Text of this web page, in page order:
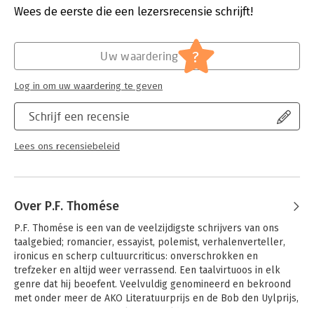
Verschijningsdatum:
22-6-2017
Literatuur en romans
31-12-2026
Wees de eerste die een lezersrecensie schrijft!
Schrijf een recensie
Lees ons recensiebeleid
Uw waardering ?
Log in om uw waardering te geven
Over P.F. Thomése
P.F. Thomése is een van de veelzijdigste schrijvers van ons
taalgebied; romancier, essayist, polemist, verhalenverteller,
ironicus en scherp cultuurcriticus: onverschrokken en
trefzeker en altijd weer verrassend. Een taalvirtuoos in elk
genre dat hij beoefent. Veelvuldig genomineerd en bekroond
met onder meer de AKO Literatuurprijs en de Bob den Uylprijs,